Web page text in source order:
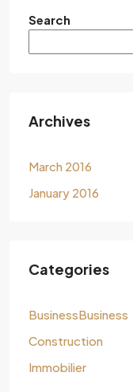
Search
Archives
March 2016
January 2016
Categories
BusinessBusiness
Construction
Immobilier